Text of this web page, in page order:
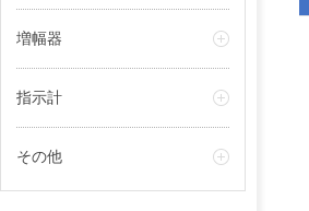
増幅器
指示計
その他